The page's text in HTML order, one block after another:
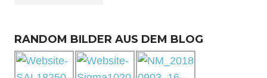
RANDOM BILDER AUS DEM BLOG